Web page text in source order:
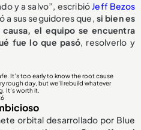
y a salvo”, escribióJeff Bezos
a sus seguidores que, si bien es
el equipo se encuentra
fue lo que pasó, resolverlo y
It’s too early to know the root cause
rough day, but we’ll rebuild whatever
It’s worth it.
orbital desarrollado por Blue